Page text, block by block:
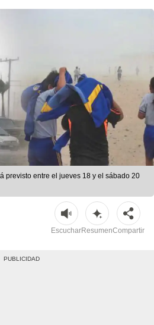
previsto entre el jueves 18 y el sábado 20
EscucharResumenCompartir